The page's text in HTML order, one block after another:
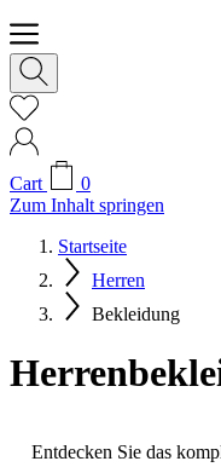
Cart
0
Zum Inhalt springen
Startseite
Herren
Bekleidung
Entdecken Sie das